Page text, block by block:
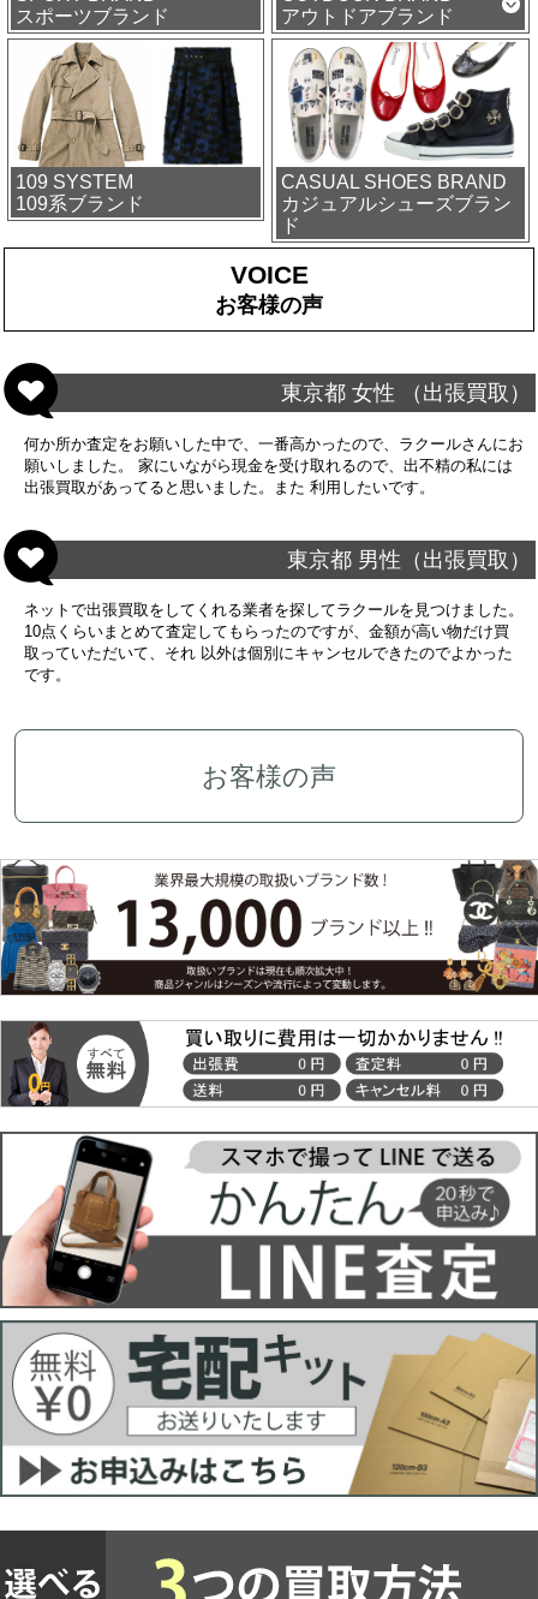
スポーツブランド
アウトドアブランド
109 SYSTEM
109系ブランド
CASUAL SHOES BRAND
カジュアルシューズブラン
ド
VOICE
お客様の声
東京都 女性 （出張買取）
何か所か査定をお願いした中で、一番高かったので、ラクールさんにお
願いしました。 家にいながら現金を受け取れるので、出不精の私には
出張買取があってると思いました。また 利用したいです。
東京都 男性（出張買取）
ネットで出張買取をしてくれる業者を探してラクールを見つけました。
10点くらいまとめて査定してもらったのですが、金額が高い物だけ買
取っていただいて、それ 以外は個別にキャンセルできたのでよかった
です。
お客様の声